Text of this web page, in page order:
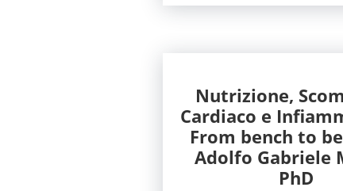
Nutrizione,
Cardiaco e
From bench to
Adolfo Gabriele
PhD